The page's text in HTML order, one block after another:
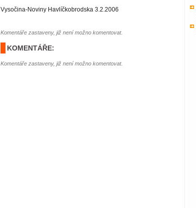
Vysočina-Noviny Havlíčkobrodska 3.2.2006
Komentáře zastaveny, již není možno komentovat.
KOMENTÁŘE:
Komentáře zastaveny, již není možno komentovat.